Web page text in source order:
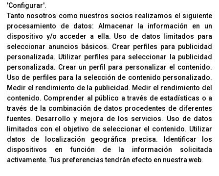
Aviso Legal
Sobre Nosotros
Cookies
Política De Privacidad
OFICINAS
C/ Coneixement 5, 08850
Gavà (Barcelona)
CONTACTO
T. (+34) 93 638 38 60
corver@corver.es
'Configurar'.
Tanto nosotros como nuestros socios realizamos el siguiente
procesamiento de datos: Almacenar la información en un
dispositivo y/o acceder a ella. Uso de datos limitados para
seleccionar anuncios básicos. Crear perfiles para publicidad
personalizada. Utilizar perfiles para seleccionar la publicidad
personalizada. Crear un perfil para personalizar el contenido.
Uso de perfiles para la selección de contenido personalizado.
Medir el rendimiento de la publicidad . Medir el rendimiento del
contenido. Comprender al público a través de estadísticas o a
través de la combinación de datos procedentes de diferentes
fuentes. Desarrollo y mejora de los servicios. Uso de datos
limitados con el objetivo de seleccionar el contenido. Utilizar
datos de localización geográfica precisa.
Identificar los
dispositivos en función de la información solicitada
activamente.Tus preferencias tendrán efecto en nuestra web.